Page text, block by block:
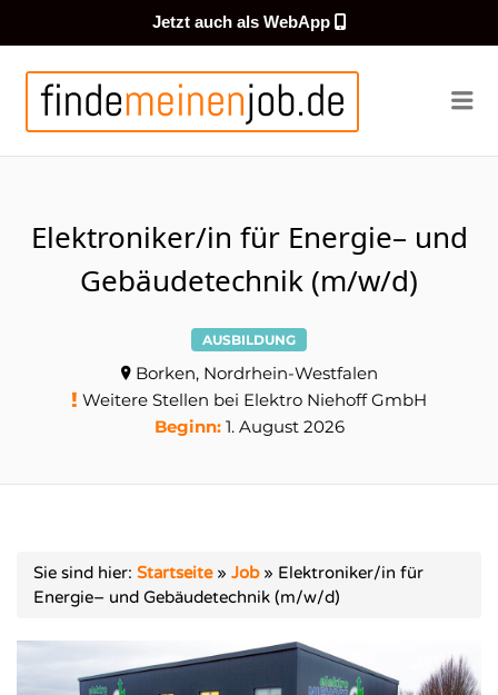
Jetzt auch als WebApp
Elektroniker/in für Energie– und
Gebäudetechnik (m/w/d)
AUSBILDUNG
Borken, Nordrhein-Westfalen
Weitere Stellen bei Elektro Niehoff GmbH
Beginn:1. August 2026
Sie sind hier: Startseite» Job» Elektroniker/in für
Energie– und Gebäudetechnik (m/w/d)